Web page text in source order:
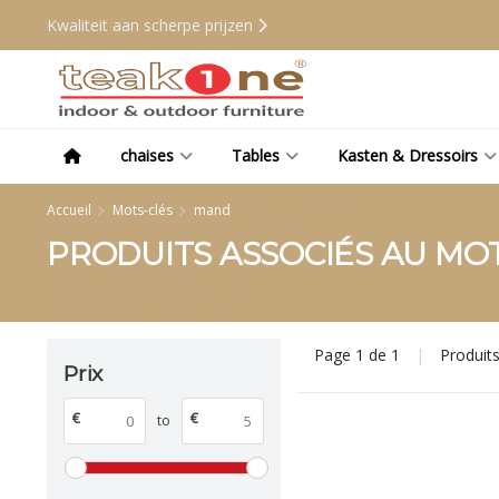
Kwaliteit aan scherpe prijzen
chaises Tables Kasten & Dressoirs
Accueil Mots-clés mand
PRODUITS ASSOCIÉS AU
Prix
€ to €
Page 1 de 1 |